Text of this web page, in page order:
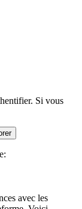
Si vous
avec les